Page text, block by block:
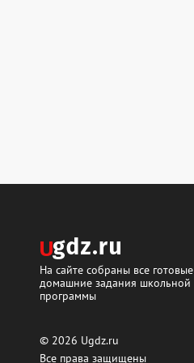
На сайте собраны все готовые
домашние задания школьной
программы
© 2026 Ugdz.ru
Все права защищены